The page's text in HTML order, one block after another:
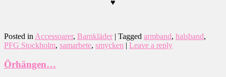
♥
Posted in Accessoarer, Barnkläder | Tagged armband, halsband,
PFG Stockholm, samarbete, smycken | Leave a reply
Örhängen…